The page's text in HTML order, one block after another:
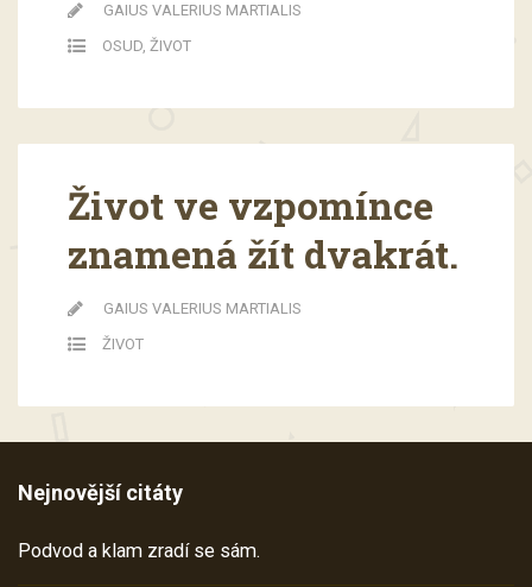
GAIUS VALERIUS MARTIALIS
OSUD, ŽIVOT
Život ve vzpomínce
znamená žít dvakrát.
GAIUS VALERIUS MARTIALIS
ŽIVOT
Nejnovější citáty
Podvod a klam zradí se sám.